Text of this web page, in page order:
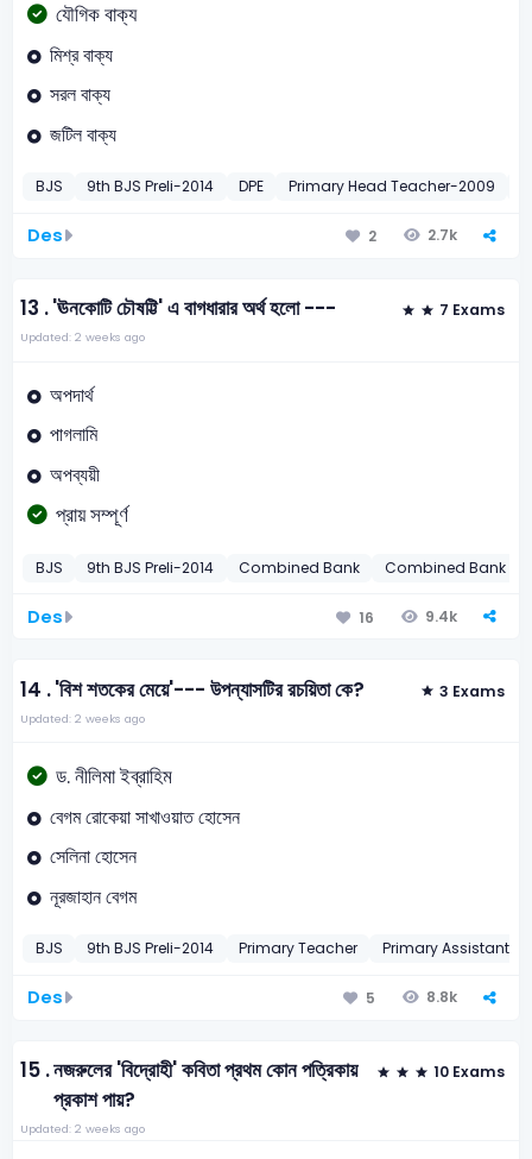
যৌগিক বাক্য
মিশ্র বাক্য
সরল বাক্য
জটিল বাক্য
BJS 9th BJS Preli-2014 DPE Primary Head Teacher-2009
Des 2 2.7k
13 .'ঊনকোটি চৌষট্টি' এ বাগধারার অর্থ হলো --- 7 Exams
Updated: 2 weeks ago
অপদার্থ
পাগলামি
অপব্যয়ী
প্রায় সম্পূর্ণ
BJS 9th BJS Preli-2014 Combined Bank Combined Bank
Des 16 9.4k
14 .'বিশ শতকের মেয়ে'--- উপন্যাসটির রচয়িতা কে? 3 Exams
Updated: 2 weeks ago
ড. নীলিমা ইব্রাহিম
বেগম রোকেয়া সাখাওয়াত হোসেন
সেলিনা হোসেন
নূরজাহান বেগম
BJS 9th BJS Preli-2014 Primary Teacher Primary Assistant
Des 5 8.8k
15 .নজরুলের 'বিদ্রোহী' কবিতা প্রথম কোন পত্রিকায়
প্রকাশ পায়?
10 Exams
Updated: 2 weeks ago